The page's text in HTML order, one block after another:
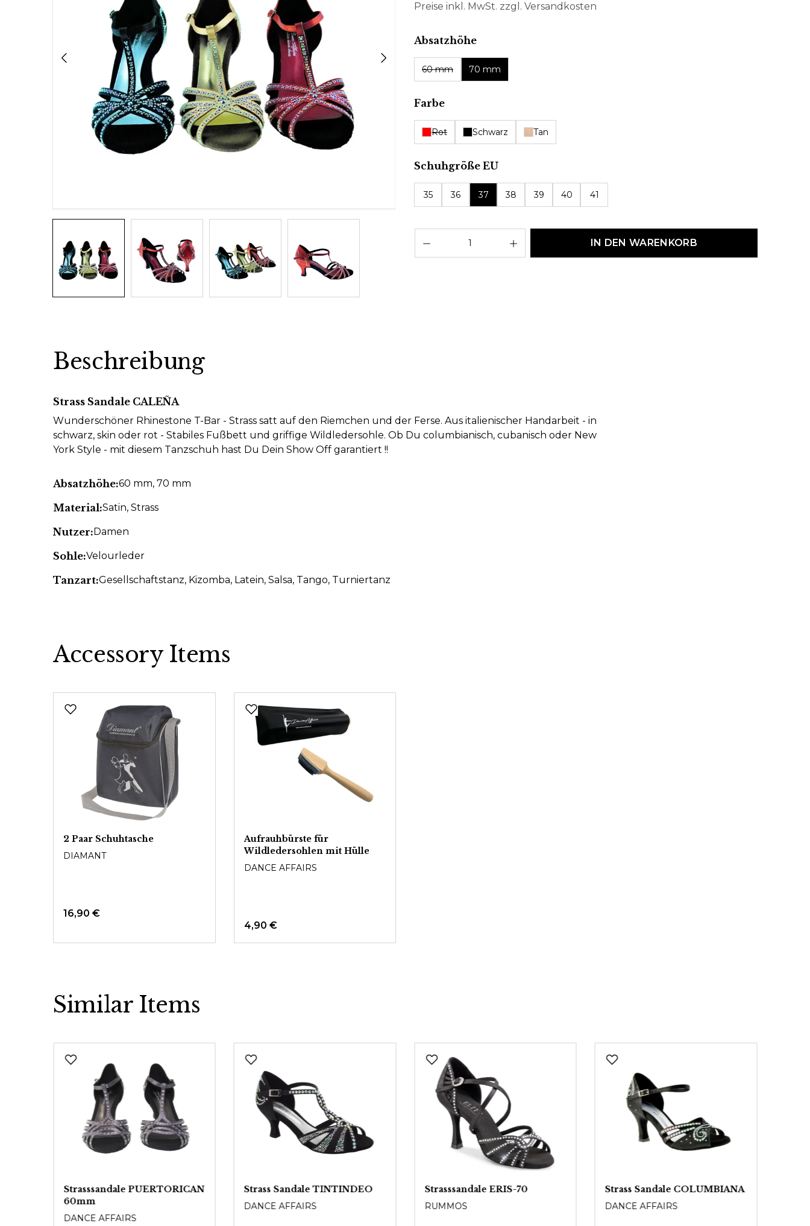
Preise inkl. MwSt. zzgl. Versandkosten
Absatzhöheauswählen
60 mm 70 mm
Farbeauswählen
Rot Schwarz Tan
Schuhgröße EUauswählen
35 36 37 38 39 40 41
IN DEN WARENKORB
Beschreibung
Strass Sandale CALEÑA
Wunderschöner Rhinestone T-Bar - Strass satt auf den Riemchen und der Ferse. Aus italienischer Handarbeit - in
schwarz, skin oder rot - Stabiles Fußbett und griffige Wildledersohle. Ob Du columbianisch, cubanisch oder New
York Style - mit diesem Tanzschuh hast Du Dein Show Off garantiert !!
Absatzhöhe:60 mm, 70 mm
Material:Satin, Strass
Nutzer:Damen
Sohle:Velourleder
Tanzart:Gesellschaftstanz, Kizomba, Latein, Salsa, Tango, Turniertanz
Accessory Items
2 Paar Schuhtasche
DIAMANT
16,90 €
Aufrauhbürste für
Wildledersohlen mit Hülle
DANCE AFFAIRS
4,90 €
Similar Items
Strasssandale PUERTORICAN
60mm
DANCE AFFAIRS
Strass Sandale TINTINDEO
DANCE AFFAIRS
Strasssandale ERIS-70
RUMMOS
Strass Sandale COLUMBIANA
DANCE AFFAIRS